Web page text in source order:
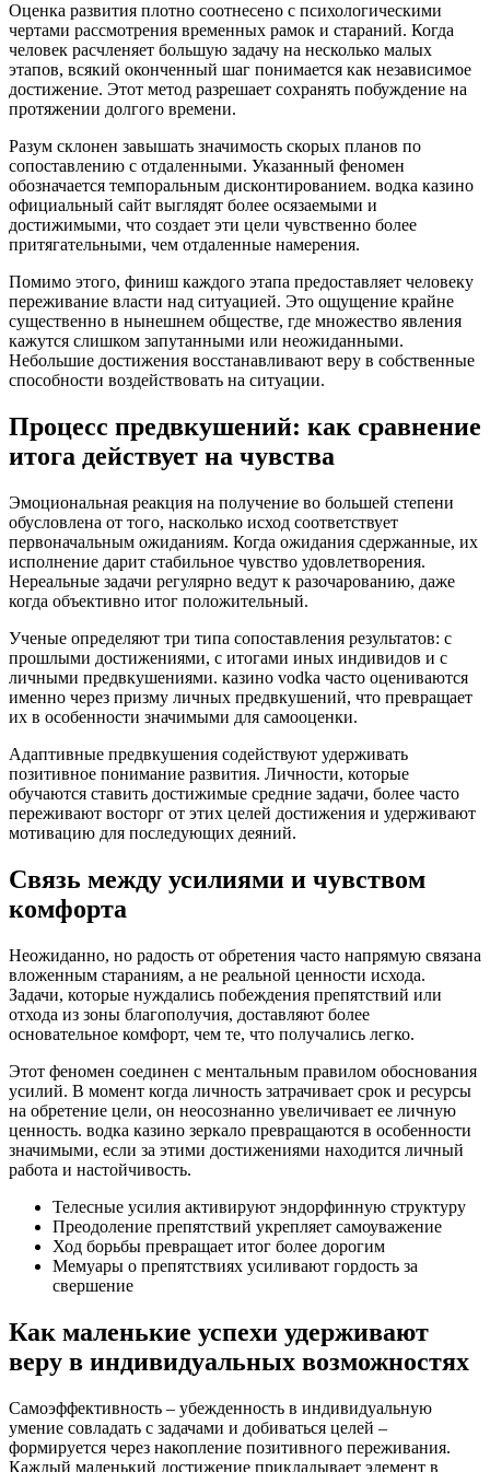
Оценка развития плотно соотнесено с психологическими
чертами рассмотрения временных рамок и стараний. Когда
человек расчленяет большую задачу на несколько малых
этапов, всякий оконченный шаг понимается как независимое
достижение. Этот метод разрешает сохранять побуждение на
протяжении долгого времени.
Разум склонен завышать значимость скорых планов по
сопоставлению с отдаленными. Указанный феномен
обозначается темпоральным дисконтированием. водка казино
официальный сайт выглядят более осязаемыми и
достижимыми, что создает эти цели чувственно более
притягательными, чем отдаленные намерения.
Помимо этого, финиш каждого этапа предоставляет человеку
переживание власти над ситуацией. Это ощущение крайне
существенно в нынешнем обществе, где множество явления
кажутся слишком запутанными или неожиданными.
Небольшие достижения восстанавливают веру в собственные
способности воздействовать на ситуации.
Процесс предвкушений: как сравнение
итога действует на чувства
Эмоциональная реакция на получение во большей степени
обусловлена от того, насколько исход соответствует
первоначальным ожиданиям. Когда ожидания сдержанные, их
исполнение дарит стабильное чувство удовлетворения.
Нереальные задачи регулярно ведут к разочарованию, даже
когда объективно итог положительный.
Ученые определяют три типа сопоставления результатов: с
прошлыми достижениями, с итогами иных индивидов и с
личными предвкушениями. казино vodka часто оцениваются
именно через призму личных предвкушений, что превращает
их в особенности значимыми для самооценки.
Адаптивные предвкушения содействуют удерживать
позитивное понимание развития. Личности, которые
обучаются ставить достижимые средние задачи, более часто
переживают восторг от этих целей достижения и удерживают
мотивацию для последующих деяний.
Связь между усилиями и чувством
комфорта
Неожиданно, но радость от обретения часто напрямую связана
вложенным стараниям, а не реальной ценности исхода.
Задачи, которые нуждались побеждения препятствий или
отхода из зоны благополучия, доставляют более
основательное комфорт, чем те, что получались легко.
Этот феномен соединен с ментальным правилом обоснования
усилий. В момент когда личность затрачивает срок и ресурсы
на обретение цели, он неосознанно увеличивает ее личную
ценность. водка казино зеркало превращаются в особенности
значимыми, если за этими достижениями находится личный
работа и настойчивость.
Телесные усилия активируют эндорфинную структуру
Преодоление препятствий укрепляет самоуважение
Ход борьбы превращает итог более дорогим
Мемуары о препятствиях усиливают гордость за
свершение
Как маленькие успехи удерживают
веру в индивидуальных возможностях
Самоэффективность – убежденность в индивидуальную
умение совладать с задачами и добиваться целей –
формируется через накопление позитивного переживания.
Каждый маленький достижение прикладывает элемент в